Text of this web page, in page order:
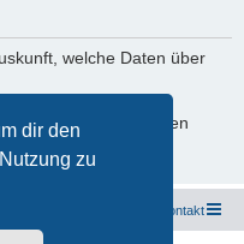
dir den
zu
welche Daten über
Sperrung deiner Daten
Betreiber.
Kontakt